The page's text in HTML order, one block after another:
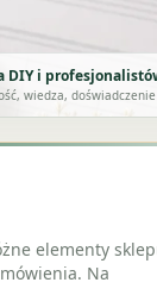
DIY i
wiedza, doświadczenie
elementy
Na